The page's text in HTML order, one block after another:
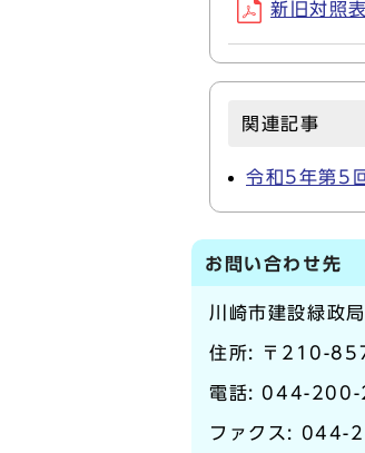
新旧対照
関連記事
令和5年第5
お問い合わせ先
川崎市建設緑政
住所: 〒210-
電話: 044-200-
ファクス: 044-